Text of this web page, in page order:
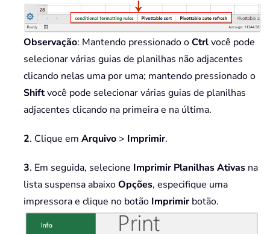
Observação: Mantendo pressionado oCtrlvocê pode
selecionar várias guias de planilhas não adjacentes
clicando nelas uma por uma; mantendo pressionado o
Shiftvocê pode selecionar várias guias de planilhas
adjacentes clicando na primeira e na última.
2. Clique em Arquivo > Imprimir.
3. Em seguida, selecione Imprimir Planilhas Ativas na
lista suspensa abaixoOpções, especifique uma
impressora e clique no botão Imprimirbotão.